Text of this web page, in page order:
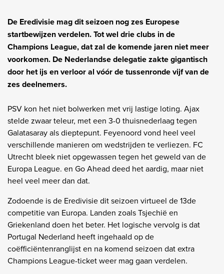
De Eredivisie mag dit seizoen nog zes Europese
startbewijzen verdelen. Tot wel drie clubs in de
Champions League, dat zal de komende jaren niet meer
voorkomen. De Nederlandse delegatie zakte gigantisch
door het ijs en verloor al vóór de tussenronde vijf van de
zes deelnemers.
PSV kon het niet bolwerken met vrij lastige loting. Ajax
stelde zwaar teleur, met een 3-0 thuisnederlaag tegen
Galatasaray als dieptepunt. Feyenoord vond heel veel
verschillende manieren om wedstrijden te verliezen. FC
Utrecht bleek niet opgewassen tegen het geweld van de
Europa League. en Go Ahead deed het aardig, maar niet
heel veel meer dan dat.
Zodoende is de Eredivisie dit seizoen virtueel de 13de
competitie van Europa. Landen zoals Tsjechië en
Griekenland doen het beter. Het logische vervolg is dat
Portugal Nederland heeft ingehaald op de
coëfficiëntenranglijst en na komend seizoen dat extra
Champions League-ticket weer mag gaan verdelen.